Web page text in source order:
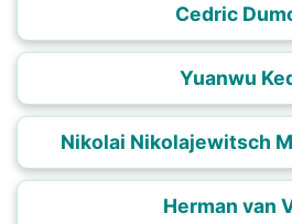
Cedric
Yuanwu
Nikolai Nikolajewitsch
Herman van